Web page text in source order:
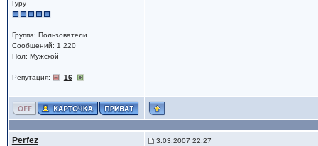
Гуру
Группа: Пользователи
Сообщений: 1 220
Пол: Мужской
Репутация: 16
Perfez 3.03.2007 22:27